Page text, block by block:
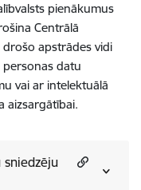
pienākumus
Centrālā
apstrādes vidi
datu
vai ar intelektuālā
aizsargātībai.
sniedzēju